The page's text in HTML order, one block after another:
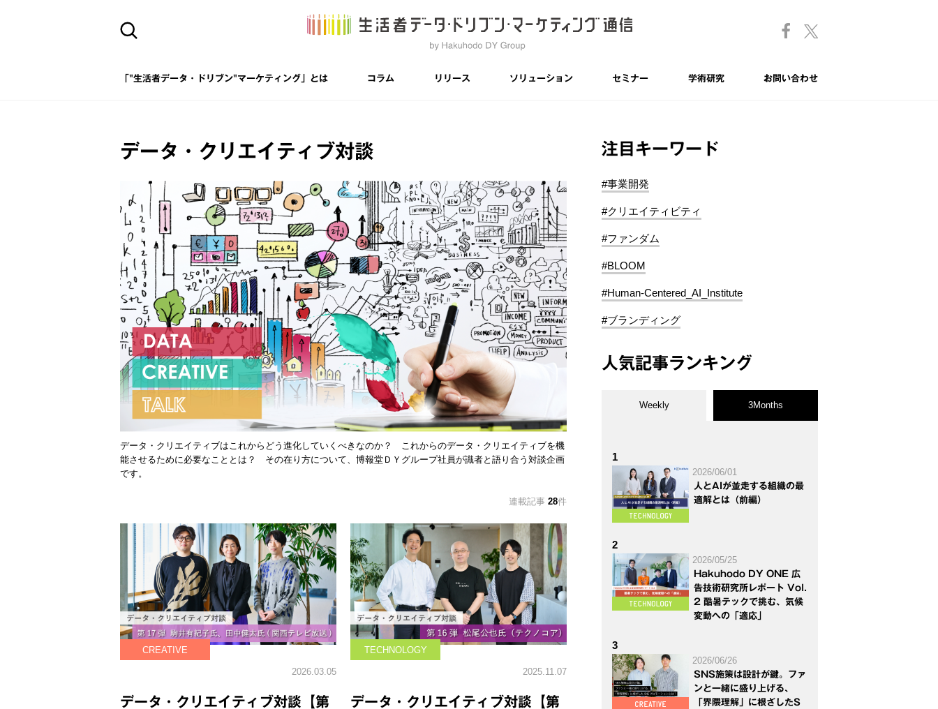
「"生活者データ・ドリブン"マーケティング」とは コラム リリース ソリューション セミナー 学術研究 お問い合わせ
データ・クリエイティブ対談
データ・クリエイティブはこれからどう進化していくべきなのか？ これからのデータ・クリエイティブを機
能させるために必要なこととは？ その在り方について、博報堂ＤＹグループ社員が識者と語り合う対談企画
です。
連載記事 28件
CREATIVE
2026.03.05
データ・クリエイティブ対談【第
TECHNOLOGY
2025.11.07
データ・クリエイティブ対談【第
注目キーワード
#事業開発
#クリエイティビティ
#ファンダム
#BLOOM
#Human-Centered_AI_Institute
#ブランディング
人気記事ランキング
Weekly 3Months
1
2026/06/01
人とAIが並走する組織の最
適解とは（前編）
2
2026/05/25
Hakuhodo DY ONE 広
告技術研究所レポート Vol.
2 酷暑テックで挑む、気候
変動への「適応」
3
2026/06/26
SNS施策は設計が鍵。ファ
ンと一緒に盛り上げる、
「界隈理解」に根ざしたS